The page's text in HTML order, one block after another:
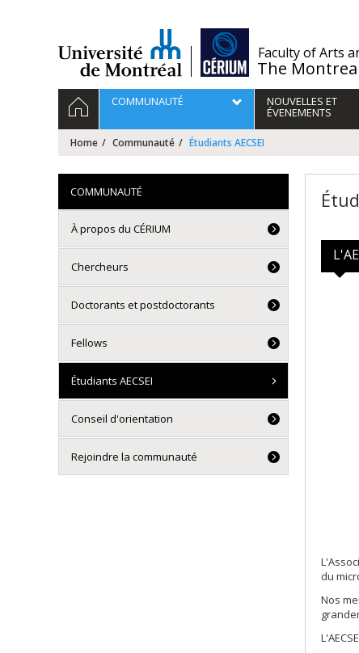
Faculty of Arts
The
Navigation
principale
HOMECOMMUNAUTÉ NOUVELLES ET
ÉVENEMENTS
Home Communauté Étudiants AECSEI
du
Nos
COMMUNAUTÉ
À propos du CÉRIUM
Chercheurs
Doctorants et postdoctorants
Fellows
Étudiants AECSEI
Conseil d'orientation
Rejoindre la communauté